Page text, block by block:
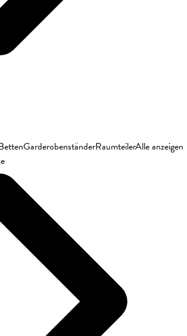
GarderobenständerRaumteilerAlle anzeigen